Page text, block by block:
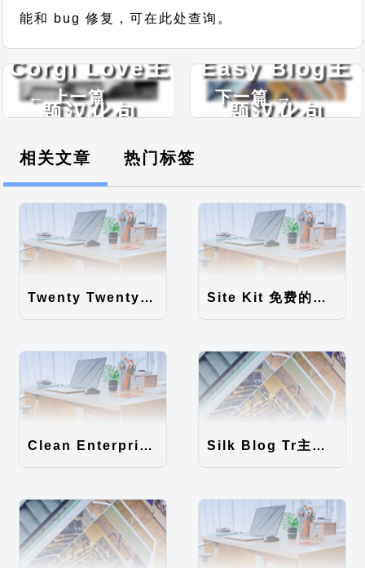
能和 bug 修复，可在此处查询。
← 上一篇
Corgi Love主
题汉化包
下一篇 →
Easy Blog主
题汉化包
相关文章 热门标签
Twenty Twenty-Five 免费的WordPress内容主题 Site Kit 免费的WordPress数据统计插件
Clean Enterprise主题汉化包 Silk Blog Tr主题汉化包